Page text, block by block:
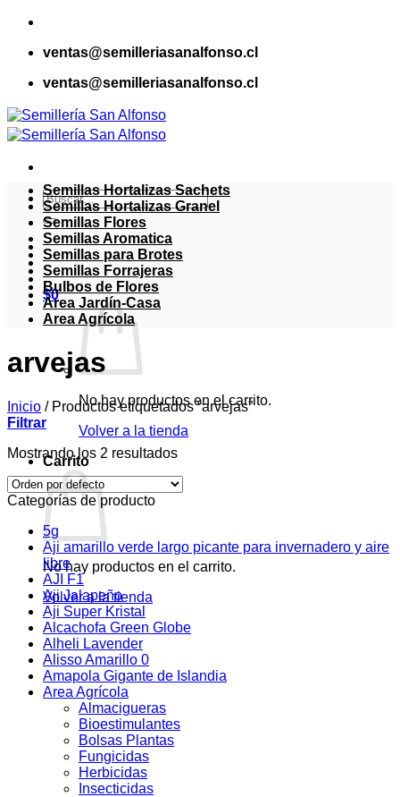
Saltar
contenidoventas@semilleriasanalfonso.cl
ventas@semilleriasanalfonso.cl
Buscar
por:
$0
No hay productos en el carrito.
Volver a la tienda
Carrito
No hay productos en el carrito.
Volver a la tienda
Semillas Hortalizas Sachets
Semillas Hortalizas Granel
Semillas Flores
Semillas Aromatica
Semillas para Brotes
Semillas Forrajeras
Bulbos de Flores
Area Jardín-Casa
Area Agrícola
arvejas
Inicio /Productos etiquetados “arvejas”
Filtrar
Mostrando los 2 resultados
Categorías de producto
5g
Aji amarillo verde largo picante para invernadero y aire
libre
AJI F1
Aji Jalapeño
Aji Super Kristal
Alcachofa Green Globe
Alheli Lavender
Alisso Amarillo 0
Amapola Gigante de Islandia
Area Agrícola
Almacigueras
Bioestimulantes
Bolsas Plantas
Fungicidas
Herbicidas
Insecticidas